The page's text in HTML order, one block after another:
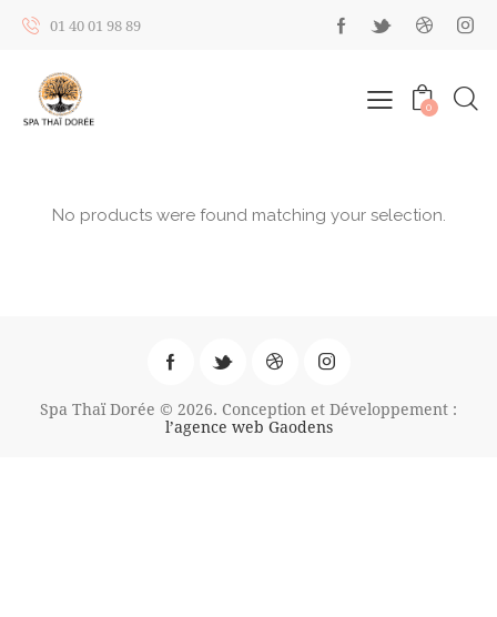
01 40 01 98 89
0
No products were found matching your selection.
Spa Thaï Dorée © 2026. Conception et Développement :
l’agence web Gaodens